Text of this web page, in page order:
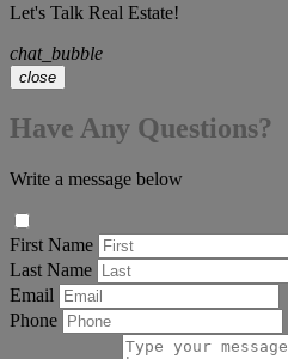
Let's Talk Real Estate!
chat_bubble
close
Have Any Questions?
Write a message below
First Name
Last Name
Email
Phone